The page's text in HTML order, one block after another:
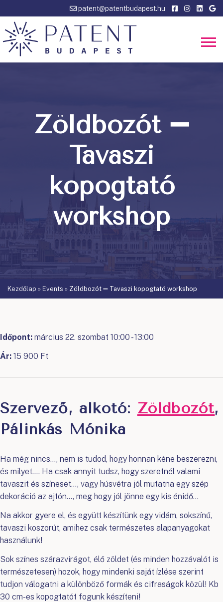
patent@patentbudapest.hu
Zöldbozót ➖
Tavaszi
kopogtató
workshop
Kezdőlap » Events » Zöldbozót ➖ Tavaszi kopogtató workshop
Időpont: március 22. szombat 10:00 - 13:00
Ár: 15 900 Ft
Szervező, alkotó: Zöldbozót,
Pálinkás Mónika
Ha még nincs…, nem is tudod, hogy honnan kéne beszerezni,
és milyet…. Ha csak annyit tudsz, hogy szeretnél valami
tavaszit és színeset…, vagy húsvétra jól mutatna egy szép
dekoráció az ajtón…, meg hogy jól jönne egy kis énidő…
Na akkor gyere el, és együtt készítünk egy vidám, sokszínű,
tavaszi koszorút, amihez csak természetes alapanyagokat
használunk!
Sok színes szárazvirágot, élő zöldet (és minden hozzávalót is
természetesen) hozok, hogy mindenki saját ízlése szerint
tudjon válogatni a különböző formák és cifraságok közül! Kb
30 cm-es kopogtatót fogunk készíteni!